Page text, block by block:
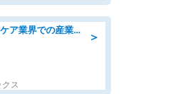
＞
「土日祝休み」ヘルスケア業界での産業保健師業務/看護師/高時給/要資格:正看護師
ス